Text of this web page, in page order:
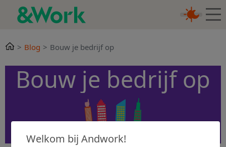
Blog Bouw je bedrijf op
Bouw je bedrijf op
Welkom bij Andwork!